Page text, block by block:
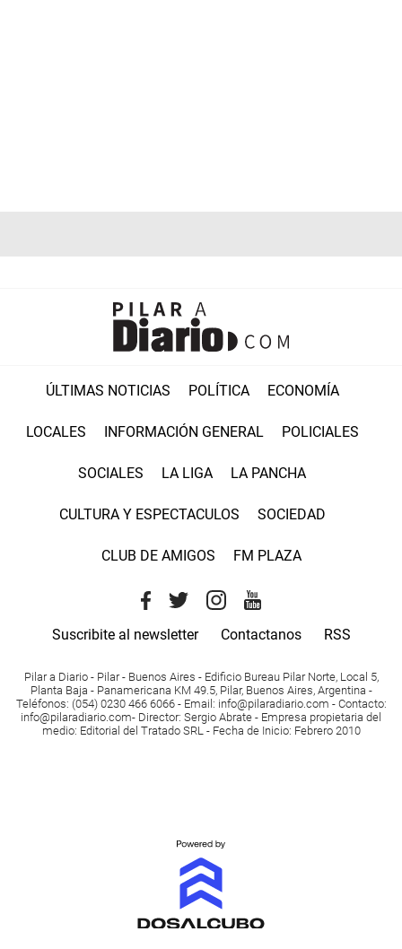
ÚLTIMAS NOTICIAS POLÍTICA ECONOMÍA
LOCALES INFORMACIÓN GENERAL POLICIALES
SOCIALES LA LIGA LA PANCHA
CULTURA Y ESPECTACULOS SOCIEDAD
CLUB DE AMIGOS FM PLAZA
Suscribite al newsletter Contactanos RSS
Pilar a Diario - Pilar - Buenos Aires - Edificio Bureau Pilar Norte, Local 5,
Planta Baja - Panamericana KM 49.5, Pilar, Buenos Aires, Argentina -
Teléfonos: (054) 0230 466 6066 - Email : info@pilaradiario.com - Contacto:
info@pilaradiario.com- Director: Sergio Abrate - Empresa propietaria del
medio: Editorial del Tratado SRL - Fecha de Inicio: Febrero 2010